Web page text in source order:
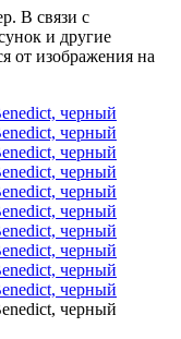
В связи с
и другие
от изображения на